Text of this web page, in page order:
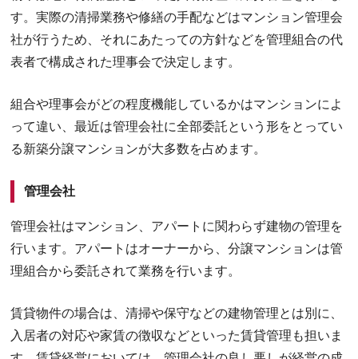
す。実際の清掃業務や修繕の手配などはマンション管理会
社が行うため、それにあたっての方針などを管理組合の代
表者で構成された理事会で決定します。
組合や理事会がどの程度機能しているかはマンションによ
って違い、最近は管理会社に全部委託という形をとってい
る新築分譲マンションが大多数を占めます。
管理会社
管理会社はマンション、アパートに関わらず建物の管理を
行います。アパートはオーナーから、分譲マンションは管
理組合から委託されて業務を行います。
賃貸物件の場合は、清掃や保守などの建物管理とは別に、
入居者の対応や家賃の徴収などといった賃貸管理も担いま